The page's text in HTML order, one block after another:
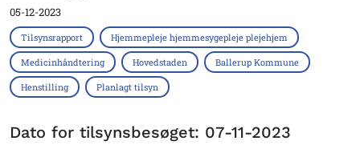
05-12-2023
Tilsynsrapport Hjemmepleje hjemmesygepleje plejehjem
Medicinhåndtering Hovedstaden Ballerup Kommune
Henstilling Planlagt tilsyn
Dato for tilsynsbesøget: 07-11-2023